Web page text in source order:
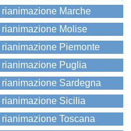
Marche
Molise
Piemonte
Puglia
Sardegna
Sicilia
Toscana